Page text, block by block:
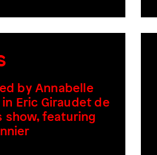
by Annabelle
in Eric Giraudet de
show, featuring